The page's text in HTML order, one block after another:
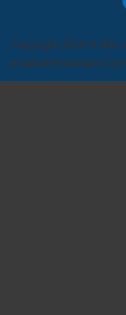
Copyright 2026 © Bản
muabannhasaigon.com